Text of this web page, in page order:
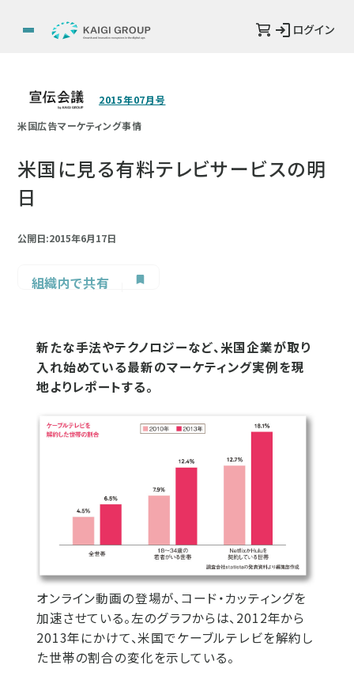
ログイン
2015年07月号
米国広告マーケティング事情
米国に見る有料テレビサービスの明
日
公開日:2015年6月17日
組織内で共有
新たな手法やテクノロジーなど、米国企業が取り
入れ始めている最新のマーケティング実例を現
地よりレポートする。
オンライン動画の登場が、コード・カッティングを
加速させている。左のグラフからは、2012年から
2013年にかけて、米国でケーブルテレビを解約し
た世帯の割合の変化を示している。